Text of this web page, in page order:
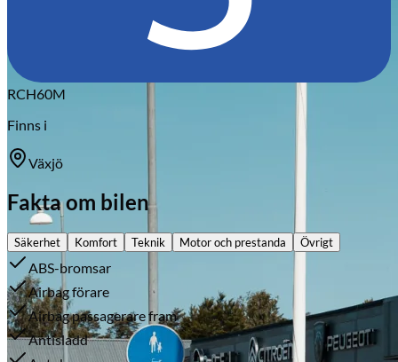
RCH60M
Finns i
Växjö
Fakta om bilen
Säkerhet Komfort Teknik Motor och prestanda Övrigt
ABS-bromsar
Airbag förare
Airbag passagerare fram
Antisladd